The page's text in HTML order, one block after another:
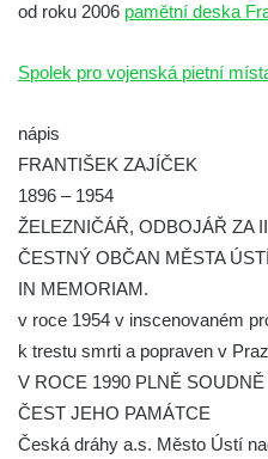
Kenotaf Václava B. Hájka na
Kenotaf Jana Mojžiše na
Velešíně
Kenotaf Josefa Jílka na
Velešíně
Hrob Jana Foitla na hřbitově
Hrob Ludvíka Tůmy na
Pomník obětem 2. světové
u kostela svatého Václava ve
od roku 2006 pamětní deska
Spolek pro vojenská pietní
nápis
FRANTIŠEK ZAJÍČEK
1896 – 1954
ŽELEZNIČÁŘ, ODBOJÁŘ ZA
ČESTNÝ OBČAN MĚSTA
IN MEMORIAM.
v roce 1954 v inscenovaném
k trestu smrti a popraven v
V ROCE 1990 PLNĚ
ČEST JEHO PAMÁTCE
Česká dráhy a.s. Město Ústí